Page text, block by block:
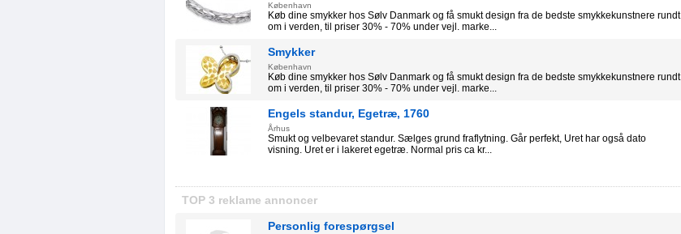
København
Køb dine smykker hos Sølv Danmark og få smukt design fra de bedste smykkekunstnere rundt
om i verden, til priser 30% - 70% under vejl. marke...
Smykker
København
Køb dine smykker hos Sølv Danmark og få smukt design fra de bedste smykkekunstnere rundt
om i verden, til priser 30% - 70% under vejl. marke...
Engels standur, Egetræ, 1760
Århus
Smukt og velbevaret standur. Sælges grund fraflytning. Går perfekt, Uret har også dato
visning. Uret er i lakeret egetræ. Normal pris ca kr...
TOP 3 reklame annoncer
Personlig forespørgsel